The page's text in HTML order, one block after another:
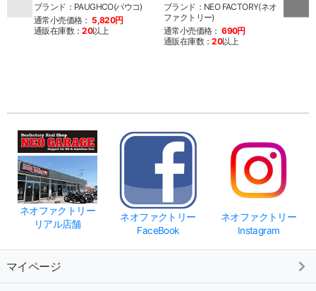
ブランド：PAUGHCO(パウコ)
通常小売価格： 5,820円
通販在庫数：20以上
ブランド：NEO FACTORY(ネオ
ファクトリー)
通常小売価格： 690円
通販在庫数：20以上
ブラ
ネオファクトリー
リアル店舗
ネオファクトリー
FaceBook
ネオファクトリー
Instagram
マイページ